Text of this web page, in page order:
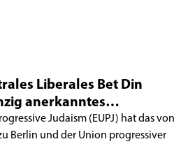
Liberales Bet Din
anerkanntes
Judaism (EUPJ) hat das von
Berlin und der Union progressiver